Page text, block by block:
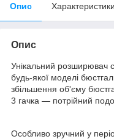
Опис Характеристики
Опис
Унікальний розширювач
будь-якої моделі
збільшення об'єму
3 гачка — потрійний
Особливо зручний у